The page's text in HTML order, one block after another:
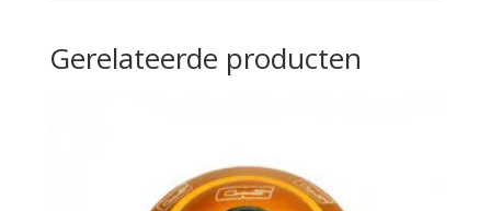
Gerelateerde producten